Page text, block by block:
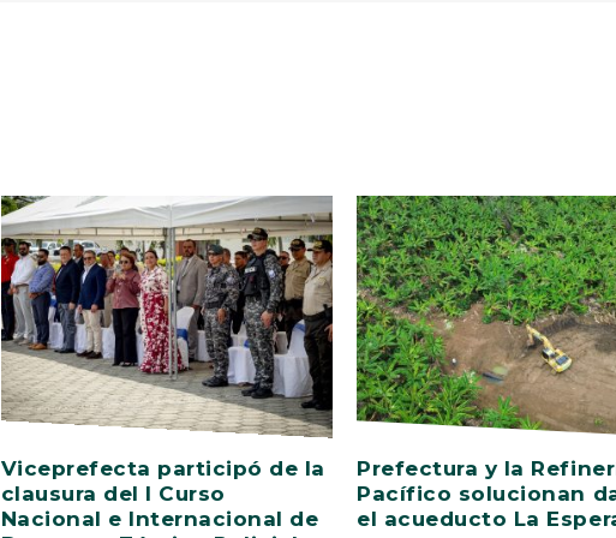
Viceprefecta participó de la
clausura del I Curso
Nacional e Internacional de
Prefectura y la
Pacífico solucionan
el acueducto La